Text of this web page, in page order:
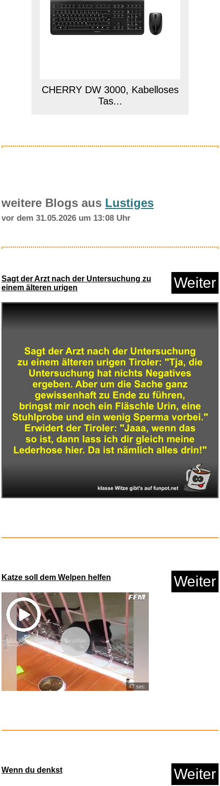
CHERRY DW 3000, Kabelloses
Tas...
Das elektromagnetische Ventil ...
Pinguin vs Yeti XXL...
weitere Blogs aus Lustiges
vor dem 31.05.2026 um 13:08 Uhr
Sagt der Arzt nach der Untersuchung zu
einem älteren urigen
Weiter
Katze soll dem Welpen helfen Weiter
Vorschau
47 sec.
Wenn du denkst Weiter